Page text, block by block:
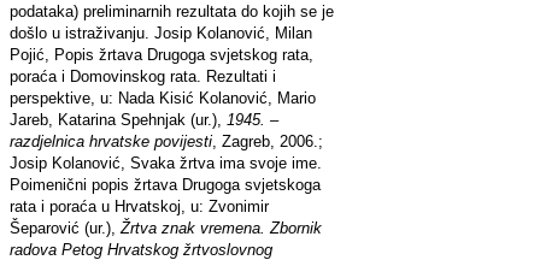
podataka) preliminarnih rezultata do kojih se je
došlo u istraživanju. Josip Kolanović, Milan
Pojić, Popis žrtava Drugoga svjetskog rata,
poraća i Domovinskog rata. Rezultati i
perspektive, u: Nada Kisić Kolanović, Mario
Jareb, Katarina Spehnjak (ur.),
1945. –
razdjelnica hrvatske povijesti Zagreb, 2006.;
Josip Kolanović, Svaka žrtva ima svoje ime.
Poimenični popis žrtava Drugoga svjetskoga
rata i poraća u Hrvatskoj, u: Zvonimir
Šeparović (ur.), Žrtva znak vremena. Zbornik
radova Petog Hrvatskog žrtvoslovnog